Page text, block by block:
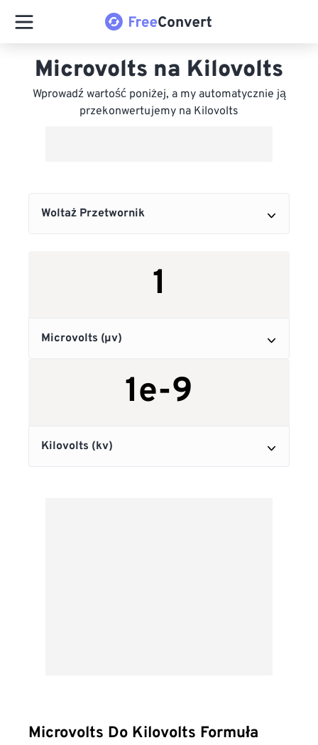
Microvolts na Kilovolts
Wprowadź wartość poniżej, a my automatycznie ją
przekonwertujemy na Kilovolts
Microvolts Do Kilovolts Formuła